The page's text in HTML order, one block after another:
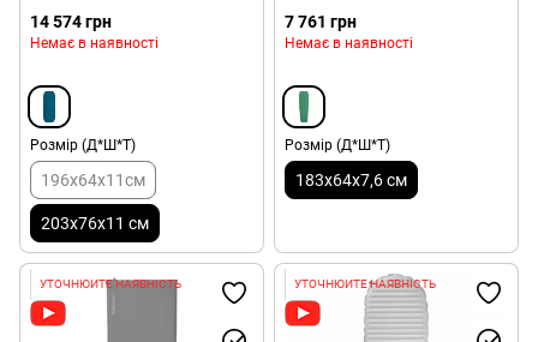
(0040818132265)
14 574 грн
Немає в наявності
Розмір (Д*Ш*Т)
196х64х11см
203х76х11 см
(0040818132173)
7 761 грн
Немає в наявності
Розмір (Д*Ш*Т)
183х64х7,6 см
УТОЧНЮЙТЕ НАЯВНІСТЬ УТОЧНЮЙТЕ НАЯВНІСТЬ